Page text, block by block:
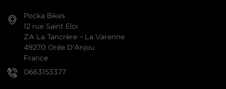
Pocka Bikes
12 rue Saint Eloi
ZA La Tancrère – La Varenne
49270 Orée D'Anjou
France
0663153377